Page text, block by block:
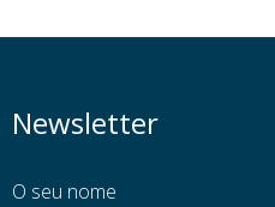
Newsletter
O seu nome